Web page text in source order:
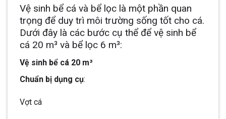
Vệ sinh bể cá và bể lọc là một phần quan
trọng để duy trì môi trường sống tốt cho cá.
Dưới đây là các bước cụ thể để vệ sinh bể
cá 20 m³ và bể lọc 6 m³:
Vệ sinh bể cá 20 m³
Chuẩn bị dụng cụ:
Vợt cá